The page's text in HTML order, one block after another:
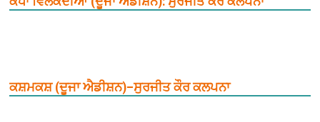
ਕਸ਼ਮਕਸ਼ (ਦੂਜਾ ਐਡੀਸ਼ਨ)–ਸੁਰਜੀਤ ਕੌਰ ਕਲਪਨਾ